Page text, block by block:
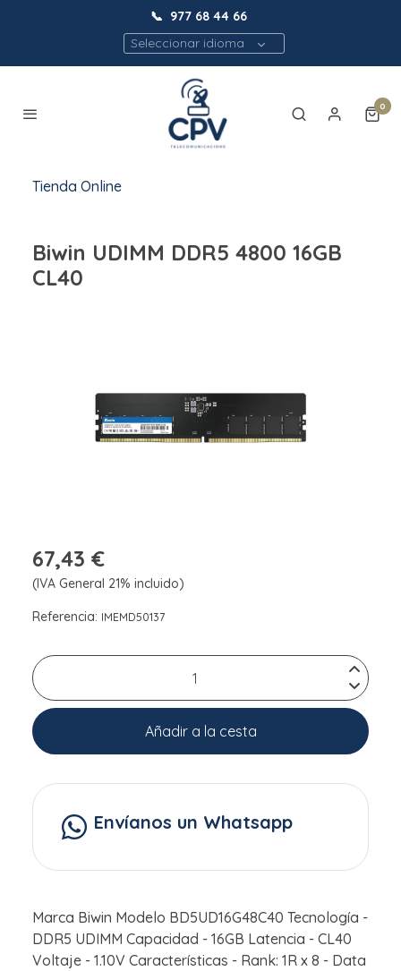
📞 977 68 44 66
Seleccionar idioma
0
Tienda Online
Biwin UDIMM DDR5 4800 16GB
CL40
67,43 €
(IVA General 21% incluido)
Referencia: IMEMD50137
Añadir a la cesta
Envíanos un Whatsapp
Marca Biwin Modelo BD5UD16G48C40 Tecnología -
DDR5 UDIMM Capacidad - 16GB Latencia - CL40
Voltaje - 1.10V Características - Rank: 1R x 8 - Data